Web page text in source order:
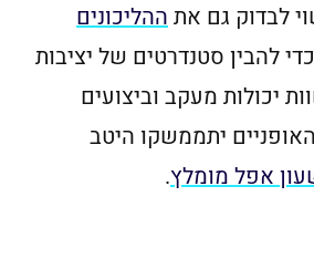
לבדוק גם אתההליכונים
כדי להבין סטנדרטים של יציבות
יכולות מעקב וביצועים
יתממשקו היטב
אפל מומלץ.